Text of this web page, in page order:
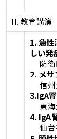
II. 教育講演
1. 急性
しい発
防衛
2. メサ
信州
3.IgA
東海
4. IgA
仙台